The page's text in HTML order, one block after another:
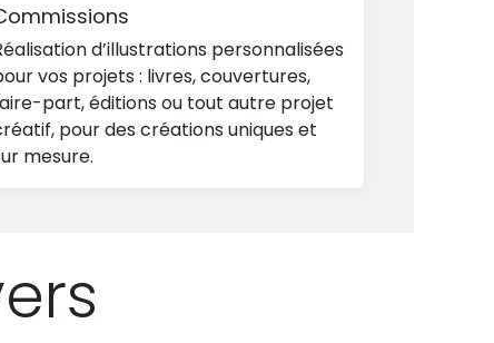
d’illustrations personnalisées
vos projets : livres, couvertures,
part, éditions ou tout autre projet
pour des créations uniques et
mesure.